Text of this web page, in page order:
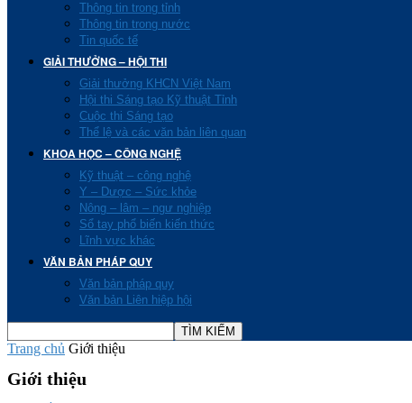
Thông tin trong tỉnh
Thông tin trong nước
Tin quốc tế
GIẢI THƯỞNG – HỘI THI
Giải thưởng KHCN Việt Nam
Hội thi Sáng tạo Kỹ thuật Tỉnh
Cuộc thi Sáng tạo
Thể lệ và các văn bản liên quan
KHOA HỌC – CÔNG NGHỆ
Kỹ thuật – công nghệ
Y – Dược – Sức khỏe
Nông – lâm – ngư nghiệp
Sổ tay phổ biến kiến thức
Lĩnh vực khác
VĂN BẢN PHÁP QUY
Văn bản pháp quy
Văn bản Liên hiệp hội
Trang chủ Giới thiệu
Giới thiệu